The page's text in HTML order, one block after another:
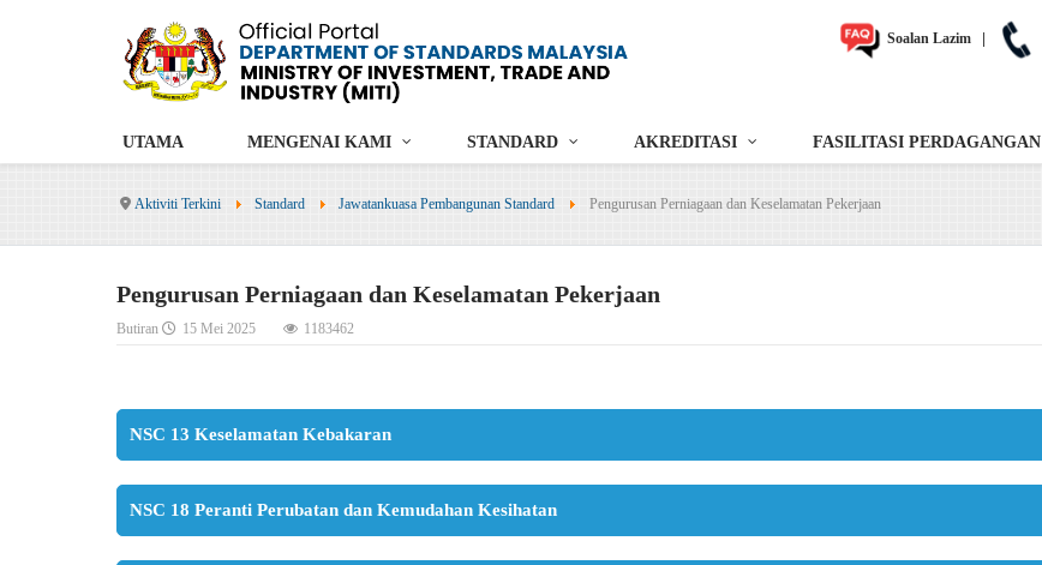
Soalan Lazim
UTAMA MENGENAI KAMI STANDARD AKREDITASI FASILITASI PERDAGANGAN
Aktiviti Terkini Standard Jawatankuasa Pembangunan Standard Pengurusan Perniagaan dan Keselamatan Pekerjaan
Pengurusan Perniagaan dan Keselamatan Pekerjaan
Butiran 15 Mei 2025 1183462
NSC 13 Keselamatan Kebakaran
NSC 18 Peranti Perubatan dan Kemudahan Kesihatan